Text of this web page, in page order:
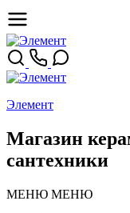
Элемент
Магазин
сантехники
МЕНЮ МЕНЮ